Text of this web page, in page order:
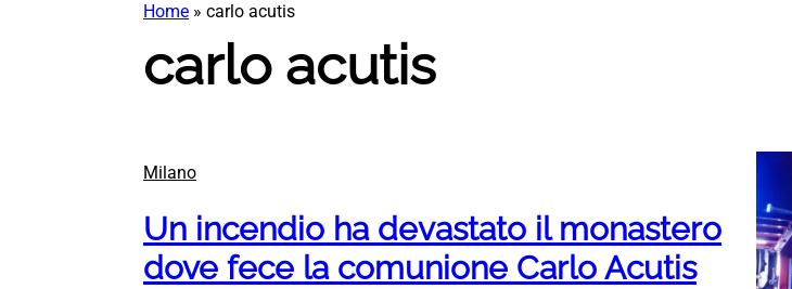
Home » carlo acutis
carlo acutis
Milano
Un incendio ha devastato il monastero
dove fece la comunione Carlo Acutis